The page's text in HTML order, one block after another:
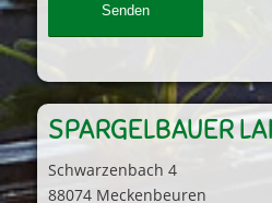
SPARGELBAUER
Schwarzenbach 4
88074 Meckenbeuren